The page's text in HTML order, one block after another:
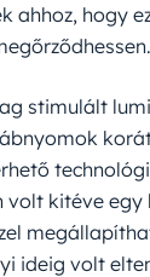
ahhoz, hogy
stimulált
volt kitéve egy
ideig volt